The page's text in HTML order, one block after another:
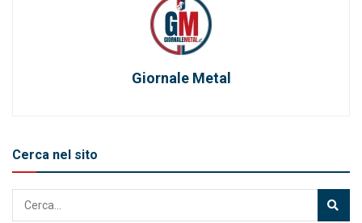
Giornale Metal
Cerca nel sito